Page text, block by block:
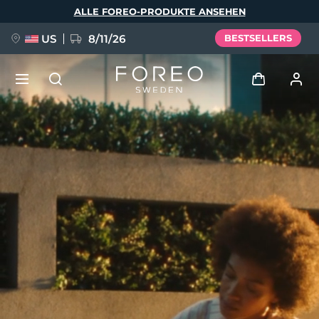
ALLE FOREO-PRODUKTE ANSEHEN
US 8/11/26 BESTSELLERS
Anmelden
Benutzerkonto
Meine Geräte
Meine Bestellungen
Meine Adressen
Meine Abonnements
NEU
FAQ™ Pure Beauty-Tech Elixir
issa™ Teeth Whitening Set
Sprache
English
Français
Italiano
Português
Polski
Svenska
Русский
Türkçe
简体中文 繁體中文